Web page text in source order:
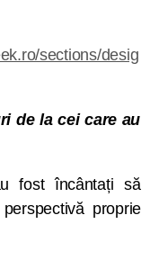
sections/desig
de la cei care au
fost încântați să
proprie